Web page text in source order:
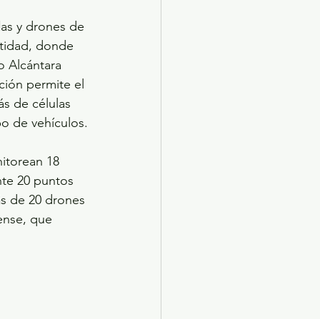
y drones de
donde
Alcántara
permite el
de células
de vehículos.
18
20 puntos
de 20 drones
que